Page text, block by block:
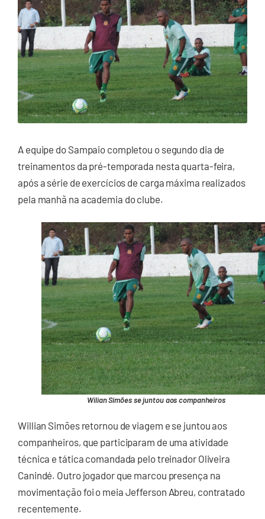
A equipe do Sampaio completou o segundo dia de
treinamentos da pré-temporada nesta quarta-feira,
após a série de exercícios de carga máxima realizados
pela manhã na academia do clube.
Wilian Simões se juntou aos companheiros
Willian Simões retornou de viagem e se juntou aos
companheiros, que participaram de uma atividade
técnica e tática comandada pelo treinador Oliveira
Canindé. Outro jogador que marcou presença na
movimentação foi o meia Jefferson Abreu, contratado
recentemente.